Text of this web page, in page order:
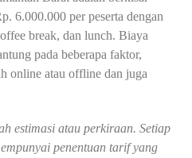
6.000.000 per peserta dengan
break, dan lunch. Biaya
pada beberapa faktor,
online atau offline dan juga
estimasi atau perkiraan. Setiap
penentuan tarif yang